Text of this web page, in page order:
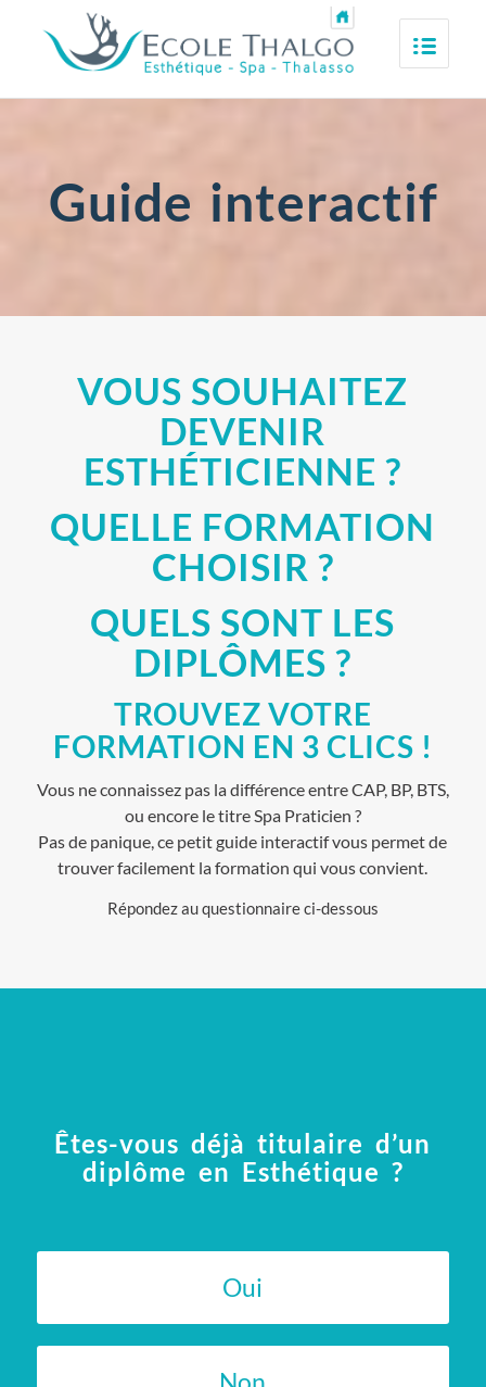
Guide interactif
VOUS SOUHAITEZ
DEVENIR
ESTHÉTICIENNE ?
QUELLE FORMATION
CHOISIR ?
QUELS SONT LES
DIPLÔMES ?
TROUVEZ VOTRE
FORMATION EN 3 CLICS !
Vous ne connaissez pas la différence entre CAP, BP, BTS,
ou encore le titre Spa Praticien ?
Pas de panique, ce petit guide interactif vous permet de
trouver facilement la formation qui vous convient.
Répondez au questionnaire ci-dessous
Êtes-vous déjà titulaire d’un
diplôme en Esthétique ?
Oui